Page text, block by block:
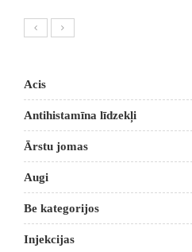
Acis
Antihistamīna līdzekļi
Ārstu jomas
Augi
Be kategorijos
Injekcijas